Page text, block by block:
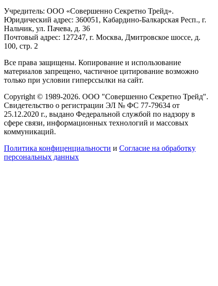
Учредитель: ООО «Совершенно Секретно Трейд».
Юридический адрес: 360051, Кабардино-Балкарская Респ., г.
Нальчик, ул. Пачева, д. 36
Почтовый адрес: 127247, г. Москва, Дмитровское шоссе, д.
100, стр. 2
Все права защищены. Копирование и использование
материалов запрещено, частичное цитирование возможно
только при условии гиперссылки на сайт.
Copyright © 1989-2026. ООО "Совершенно Секретно Трейд".
Свидетельство о регистрации ЭЛ № ФС 77-79634 от
25.12.2020 г., выдано Федеральной службой по надзору в
сфере связи, информационных технологий и массовых
коммуникаций.
Политика конфиценциальности и Согласие на обработку
персональных данных